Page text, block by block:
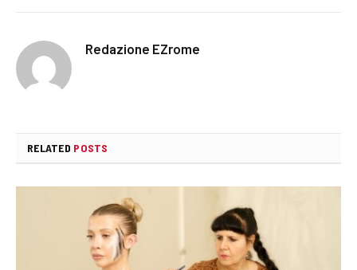
Redazione EZrome
RELATED POSTS